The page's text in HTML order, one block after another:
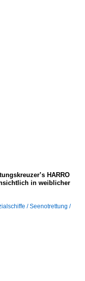
HARRO
in weiblicher
/ Seenotrettung /